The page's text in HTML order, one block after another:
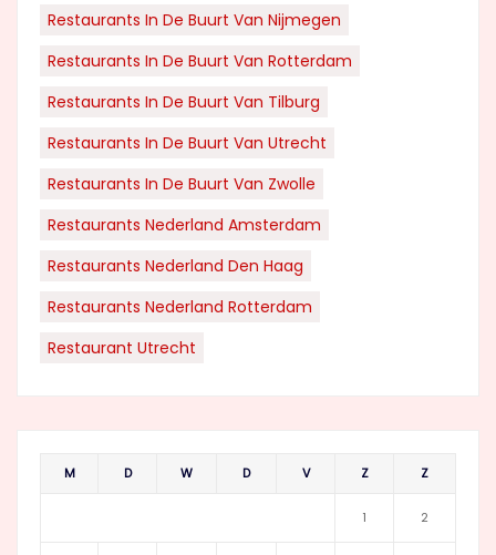
Restaurants In De Buurt Van Nijmegen
Restaurants In De Buurt Van Rotterdam
Restaurants In De Buurt Van Tilburg
Restaurants In De Buurt Van Utrecht
Restaurants In De Buurt Van Zwolle
Restaurants Nederland Amsterdam
Restaurants Nederland Den Haag
Restaurants Nederland Rotterdam
Restaurant Utrecht
M D W D V Z Z
1 2